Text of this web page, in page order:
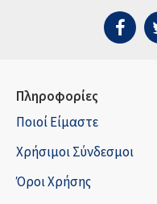
Πληροφορίες
Ποιοί Είμαστε
Χρήσιμοι Σύνδεσμοι
Όροι Χρήσης